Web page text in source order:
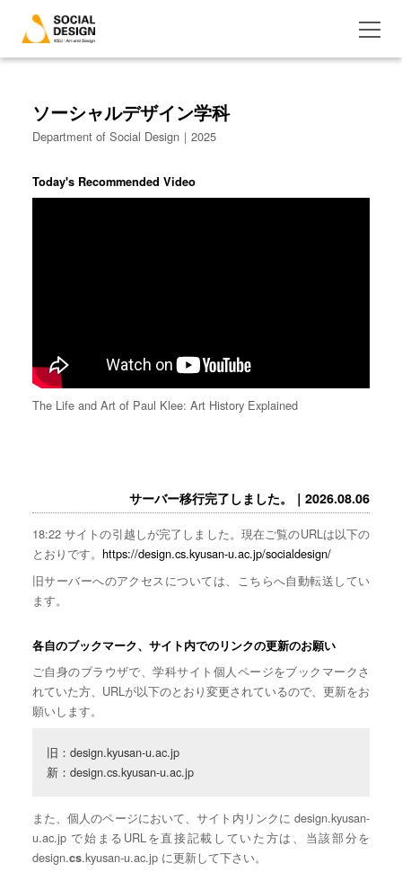
ソーシャルデザイン学科
Department of Social Design｜2025
Today's Recommended Video
The Life and Art of Paul Klee: Art History Explained
サーバー移行完了しました。｜2026.08.06
18:22 サイトの引越しが完了しました。現在ご覧のURLは以下の
とおりです。 https://design.cs.kyusan-u.ac.jp/socialdesign/
旧サーバーへのアクセスについては、こちらへ自動転送してい
ます。
各自のブックマーク、サイト内でのリンクの更新のお願い
ご自身のブラウザで、学科サイト個人ページをブックマークさ
れていた方、URLが以下のとおり変更されているので、更新をお
願いします。
旧：design.kyusan-u.ac.jp
新：design.cs.kyusan-u.ac.jp
また、個人のページにおいて、サイト内リンクに design.kyusan-
u.ac.jp で始まるURLを直接記載していた方は、当該部分を
design.cs.kyusan-u.ac.jp に更新して下さい。